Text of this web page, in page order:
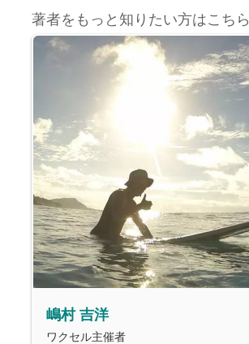
著者をもっと知りたい方はこちら
嶋村 吉洋
ワクセル主催者